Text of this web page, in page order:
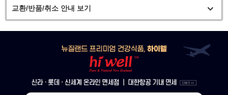
교환/반품/취소 안내 보기